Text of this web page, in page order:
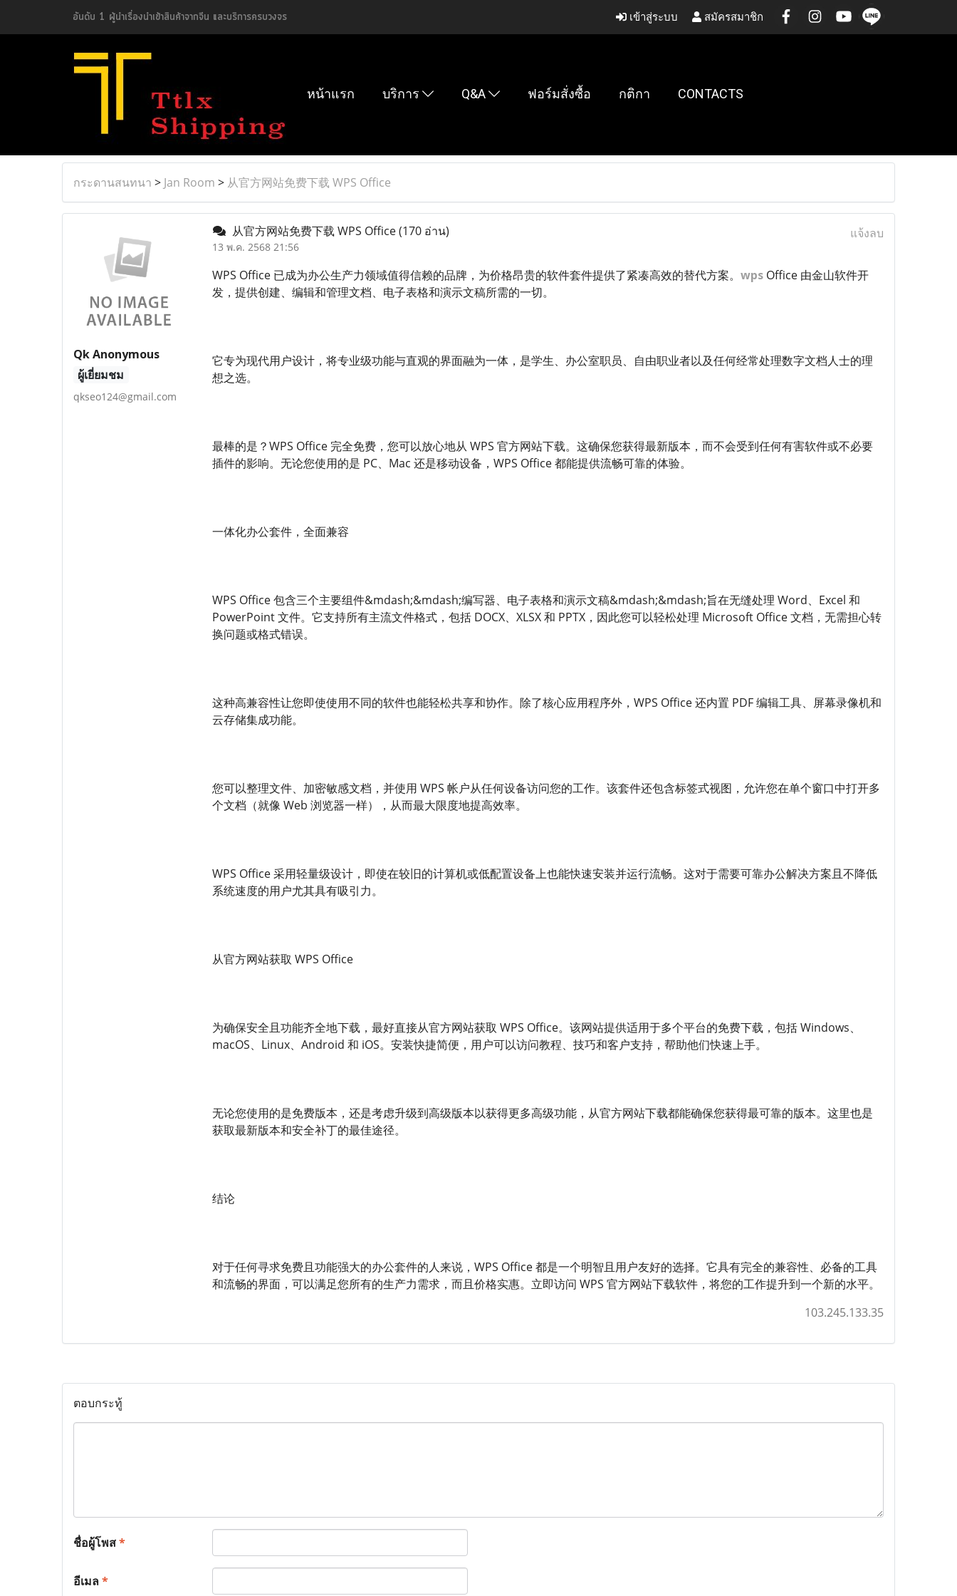
อันดับ 1 ผู้นำเรื่องนำเข้าสินค้าจากจีน และบริการครบวงจร เข้าสู่ระบบ สมัครสมาชิก
หน้าแรก บริการ Q&A ฟอร์มสั่งซื้อ กติกา CONTACTS
กระดานสนทนา > Jan Room > 从官方网站免费下载 WPS Office
Qk Anonymous
ผู้เยี่ยมชม
qkseo124@gmail.com
从官方网站免费下载 WPS Office(170 อ่าน)
13 พ.ค. 2568 21:56
แจ้งลบ
WPS Office 已成为办公生产力领域值得信赖的品牌，为价格昂贵的软件套件提供了紧凑高效的替代方案。 wps Office 由金山软件开
发，提供创建、编辑和管理文档、电子表格和演示文稿所需的一切。
它专为现代用户设计，将专业级功能与直观的界面融为一体，是学生、办公室职员、自由职业者以及任何经常处理数字文档人士的理
想之选。
最棒的是？WPS Office 完全免费，您可以放心地从 WPS 官方网站下载。这确保您获得最新版本，而不会受到任何有害软件或不必要
插件的影响。无论您使用的是 PC、Mac 还是移动设备，WPS Office 都能提供流畅可靠的体验。
一体化办公套件，全面兼容
WPS Office 包含三个主要组件&mdash;&mdash;编写器、电子表格和演示文稿&mdash;&mdash;旨在无缝处理 Word、Excel 和
PowerPoint 文件。它支持所有主流文件格式，包括 DOCX、XLSX 和 PPTX，因此您可以轻松处理 Microsoft Office 文档，无需担心转
换问题或格式错误。
这种高兼容性让您即使使用不同的软件也能轻松共享和协作。除了核心应用程序外，WPS Office 还内置 PDF 编辑工具、屏幕录像机和
云存储集成功能。
您可以整理文件、加密敏感文档，并使用 WPS 帐户从任何设备访问您的工作。该套件还包含标签式视图，允许您在单个窗口中打开多
个文档（就像 Web 浏览器一样），从而最大限度地提高效率。
WPS Office 采用轻量级设计，即使在较旧的计算机或低配置设备上也能快速安装并运行流畅。这对于需要可靠办公解决方案且不降低
系统速度的用户尤其具有吸引力。
从官方网站获取 WPS Office
为确保安全且功能齐全地下载，最好直接从官方网站获取 WPS Office。该网站提供适用于多个平台的免费下载，包括 Windows、
macOS、Linux、Android 和 iOS。安装快捷简便，用户可以访问教程、技巧和客户支持，帮助他们快速上手。
无论您使用的是免费版本，还是考虑升级到高级版本以获得更多高级功能，从官方网站下载都能确保您获得最可靠的版本。这里也是
获取最新版本和安全补丁的最佳途径。
结论
对于任何寻求免费且功能强大的办公套件的人来说，WPS Office 都是一个明智且用户友好的选择。它具有完全的兼容性、必备的工具
和流畅的界面，可以满足您所有的生产力需求，而且价格实惠。立即访问 WPS 官方网站下载软件，将您的工作提升到一个新的水平。
103.245.133.35
ตอบกระทู้
ชื่อผู้โพส*
อีเมล*